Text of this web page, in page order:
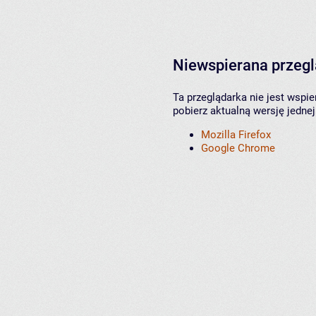
Niewspierana
Ta przeglądarka nie jest
pobierz aktualną wersję
Mozilla Firefox
Google Chrome